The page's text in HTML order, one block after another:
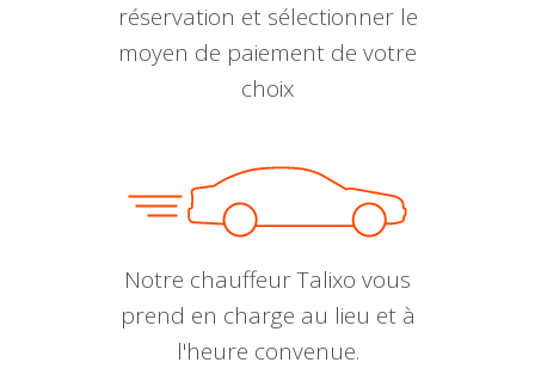
réservation et sélectionner le
moyen de paiement de votre
choix
Notre chauffeur Talixo vous
prend en charge au lieu et à
l'heure convenue.